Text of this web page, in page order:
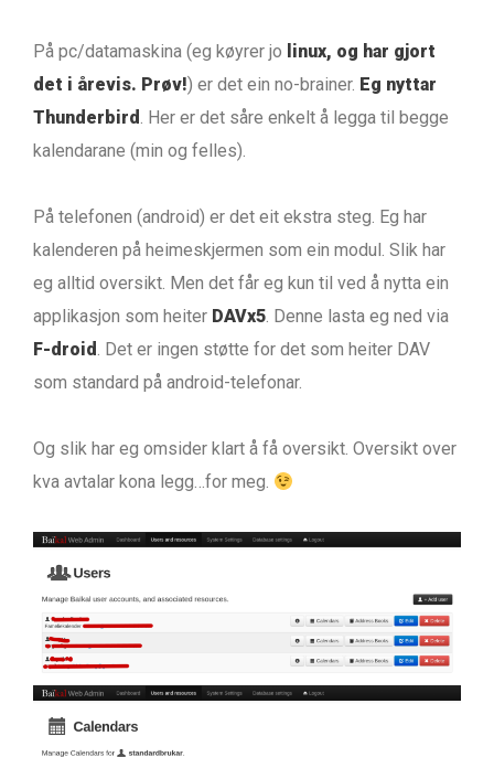
På pc/datamaskina (eg køyrer jo linux, og har gjort
det i årevis. Prøv!) er det ein no-brainer. Eg nyttar
Thunderbird. Her er det såre enkelt å legga til begge
kalendarane (min og felles).
På telefonen (android) er det eit ekstra steg. Eg har
kalenderen på heimeskjermen som ein modul. Slik har
eg alltid oversikt. Men det får eg kun til ved å nytta ein
applikasjon som heiter DAVx5. Denne lasta eg ned via
F-droid. Det er ingen støtte for det som heiter DAV
som standard på android-telefonar.
Og slik har eg omsider klart å få oversikt. Oversikt over
kva avtalar kona legg…for meg.